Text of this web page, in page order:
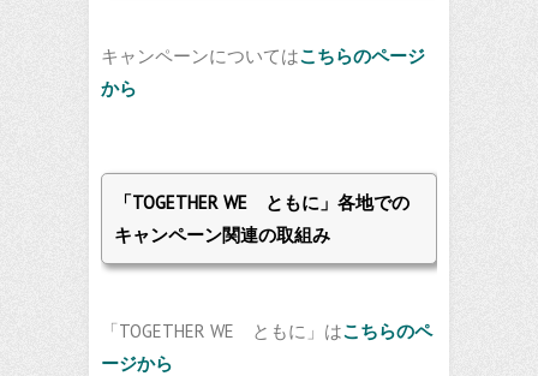
キャンペーンについてはこちらのページ
から
「TOGETHER WE ともに」各地での
キャンペーン関連の取組み
「TOGETHER WE ともに」はこちらのペ
ージから